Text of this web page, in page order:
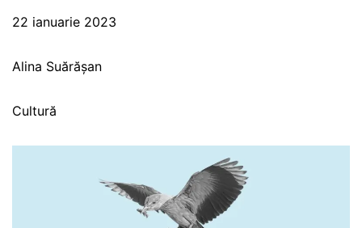
22 ianuarie 2023
Alina Suărășan
Cultură